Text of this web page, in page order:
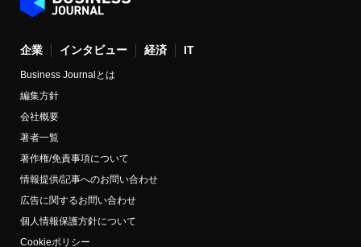
企業 インタビュー 経済 IT
Business Journalとは
編集方針
会社概要
著者一覧
著作権/免責事項について
情報提供/記事へのお問い合わせ
広告に関するお問い合わせ
個人情報保護方針について
Cookieポリシー